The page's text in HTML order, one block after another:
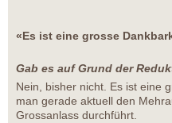
«Es ist eine grosse
Gab es auf Grund der
Nein, bisher nicht. Es ist eine
man gerade aktuell den
Grossanlass durchführt.